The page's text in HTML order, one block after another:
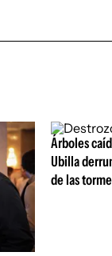
Árboles
Ubilla
de las